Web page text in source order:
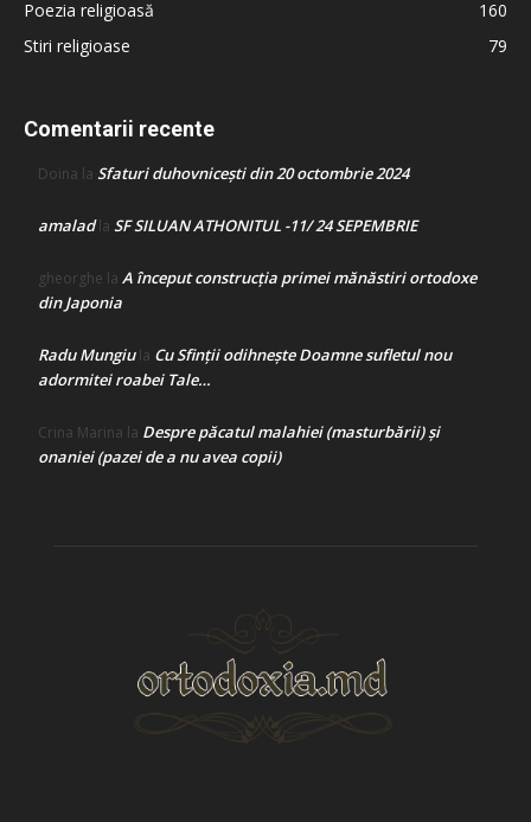
Poezia religioasă
160
Stiri religioase
79
Comentarii recente
Doina la Sfaturi duhovnicești din 20 octombrie 2024
amaladla SF SILUAN ATHONITUL -11/ 24 SEPEMBRIE
gheorghe la A început construcţia primei mănăstiri ortodoxe
din Japonia
Radu Mungiula Cu Sfinții odihnește Doamne sufletul nou
adormitei roabei Tale…
Crina Marina la Despre păcatul malahiei (masturbării) şi
onaniei (pazei de a nu avea copii)